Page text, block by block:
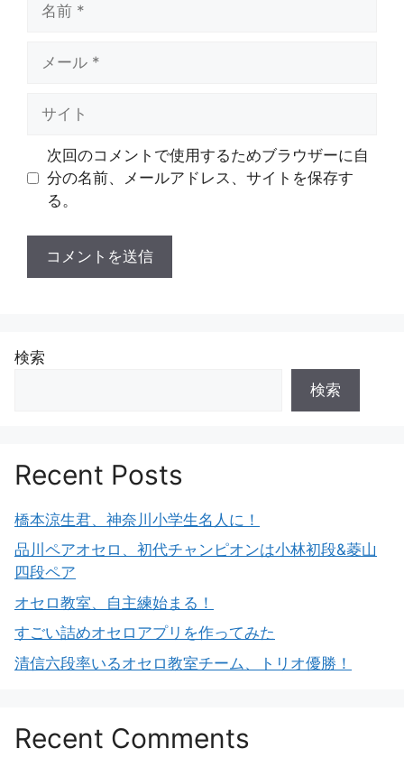
次回のコメントで使用するためブラウザーに自
分の名前、メールアドレス、サイトを保存す
る。
検索
検索
Recent Posts
橋本涼生君、神奈川小学生名人に！
品川ペアオセロ、初代チャンピオンは小林初段&菱山
四段ペア
オセロ教室、自主練始まる！
すごい詰めオセロアプリを作ってみた
清信六段率いるオセロ教室チーム、トリオ優勝！
Recent Comments